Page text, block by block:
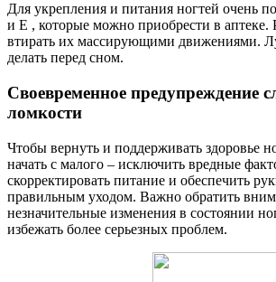
Для укрепления и питания ногтей очень
и E , которые можно приобрести в аптеке.
втирать их массирующими движениями.
делать перед сном.
Своевременное предупреждение
ломкости
Чтобы вернуть и поддерживать здоровье
начать с малого – исключить вредные
скорректировать питание и обеспечить
правильным уходом. Важно обратить
незначительные изменения в состоянии
избежать более серьезных проблем.